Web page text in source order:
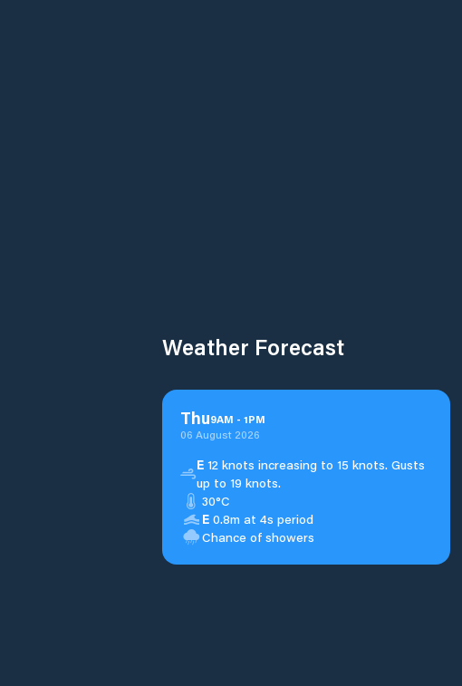
Weather Forecast
Thu9AM - 1PM
06 August 2026
E12 knots increasing to 15 knots. Gusts
up to 19 knots.
30°C
E 0.8m at 4s period
Chance of showers